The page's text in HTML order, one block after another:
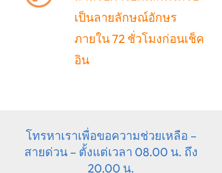
เป็นลายลักษณ์อักษร
ภายใน 72 ชั่วโมงก่อนเช็ค
อิน
โทรหาเราเพื่อขอความช่วยเหลือ –
สายด่วน – ตั้งแต่เวลา 08.00 น. ถึง
20.00 น.